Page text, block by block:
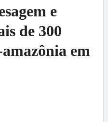
e
de 300
em